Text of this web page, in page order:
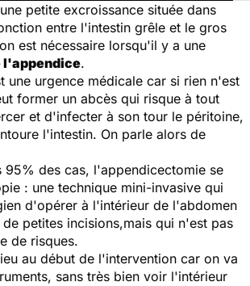
petite excroissance située dans
entre l'intestin grêle et le gros
est nécessaire lorsqu'il y a une
l'appendice.
une urgence médicale car si rien n'est
former un abcès qui risque à tout
et d'infecter à son tour le péritoine,
l'intestin. On parle alors de
95% des cas, l'appendicectomie se
: une technique mini-invasive qui
d'opérer à l'intérieur de l'abdomen
petites incisions,mais qui n'est pas
de risques.
au début de l'intervention car on va
sans très bien voir l'intérieur